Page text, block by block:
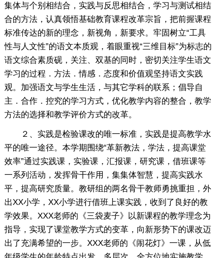
集体与个别相结合，实践与反思相结合，学习与测试相结
合的方法，认真领悟基础教育课程改革宗旨，把前握课程
标准传达的新的理念，新视角，新要求。牢固树立“工具
性与人文性”的语文本质观，着眼重视“三维目标”为标志的
语文综合素质砚，关注、双基的同时，密切关注学生语文
学习的过程．方法．情感．态度和价值观坚持语文实践
观。加强语文与学生生活，与其它学科的联系；倡导自
主．合作．控究的学习方式，优化教学内容的整合，教学
方法的选择和教学评价方式的改革。
２、实践是检验课改的唯一标准，实践是提高教学水
平的唯一途径。本学期围绕“革新教法，学法，提高课堂
效率”通过实践课，实验课，汇报课，研究课，借班课等
一系列活动，发挥骨干作用，集集体智慧，提高实践水
平，提高研究质量。教研组的两名骨干教师勇挑重担，外
出XX小学，XX小学进行借班上课实践，收到了良好的教
学效果。XXX老师的《三袋麦子》以新课程的教学理念为
指导，实现了课堂教学方式的变革，向新形势下的课改迈
出了充满希望的一步。XXX老师的《闹花灯》一课，从低